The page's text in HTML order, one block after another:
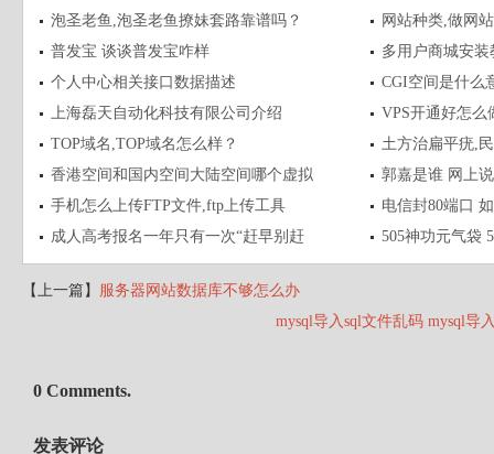
泡圣老鱼,泡圣老鱼撩妹套路靠谱吗？
网站种类,做网
普发宝 谈谈普发宝咋样
多用户商城安
个人中心相关接口数据描述
CGI空间是什么
上海磊天自动化科技有限公司介绍
VPS开通好怎么
TOP域名,TOP域名怎么样？
土方治扁平疣,
香港空间和国内空间大陆空间哪个虚拟
郭嘉是谁 网上
手机怎么上传FTP文件,ftp上传工具
电信封80端口
成人高考报名一年只有一次“赶早别赶
505神功元气袋
【上一篇】 服务器网站数据库不够怎么办
mysql导入sql文件乱码 mysql导
0 Comments.
发表评论